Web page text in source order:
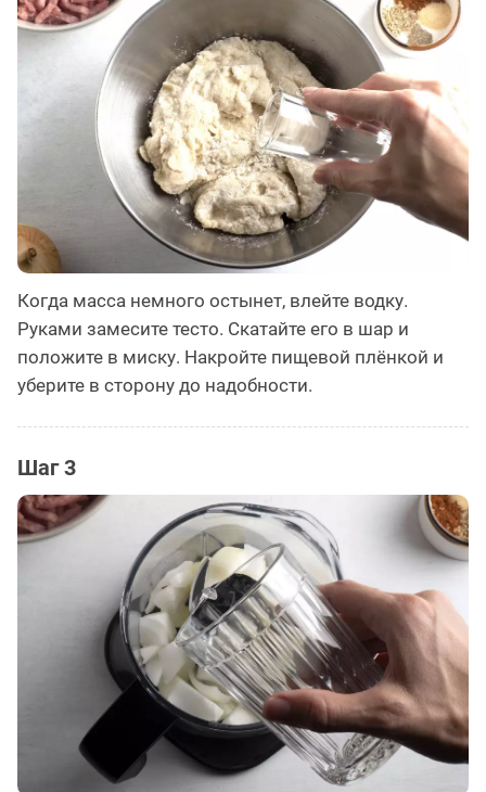
Когда масса немного остынет, влейте водку.
Руками замесите тесто. Скатайте его в шар и
положите в миску. Накройте пищевой плёнкой и
уберите в сторону до надобности.
Шаг 3